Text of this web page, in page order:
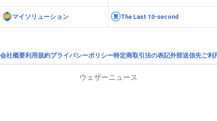
マイソリューション The Last 10-second
会社概要利用規約プライバシーポリシー特定商取引法の表記外部送信先ご利
ウェザーニュース